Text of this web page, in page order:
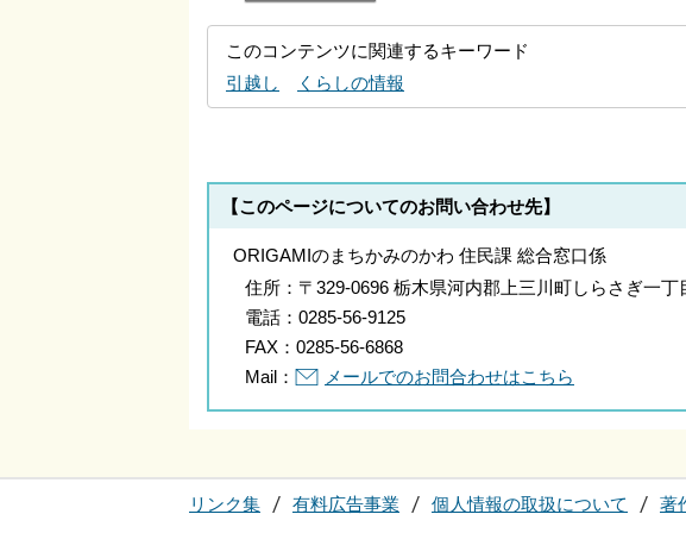
このコンテンツに関連するキーワード
引越し
くらしの情報
【このページについてのお問い合わせ先】
ORIGAMIのまちかみのかわ 住民課 総合窓口係
住所： 〒329-0696 栃木県河内郡上三川町しらさぎ一丁
電話： 0285-56-9125
FAX： 0285-56-6868
Mail：
メールでのお問合わせはこちら
リンク集 有料広告事業 個人情報の取扱について 著